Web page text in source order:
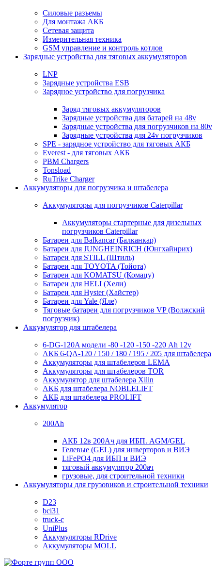
Силовые разъемы
Для монтажа АКБ
Сетевая защита
Измерительная техника
GSM управление и контроль котлов
Зарядные устройства для тяговых аккумуляторов
LNP
Зарядные устройства ESB
Зарядное устройство для погрузчика
Заряд тяговых аккумуляторов
Зарядные устройства для батарей на 48v
Зарядные устройства для погрузчиков на 80v
Зарядные устройства для 24v погрузчиков
SPE - зарядное устройство для тяговых АКБ
Everest - для тяговых АКБ
PBM Chargers
Tonsload
RuTrike Charger
Аккумуляторы для погрузчика и штабелера
Аккумуляторы для погрузчиков Caterpillar
Аккумуляторы стартерные для дизельных
погрузчиков Caterpillar
Батареи для Balkancar (Балканкар)
Батареи для JUNGHEINRICH (Юнгхайнрих)
Батареи для STILL (Штиль)
Батареи для TOYOTA (Тойота)
Батареи для KOMATSU (Комацу)
Батареи для HELI (Хели)
Батареи для Hyster (Хайстер)
Батареи для Yale (Яле)
Тяговые батареи для погрузчиков VP (Волжский
погрузчик)
Аккумулятор для штабелера
6-DG-120A модели -80 -120 -150 -220 Ah 12v
АКБ 6-QA-120 / 150 / 180 / 195 / 205 для штабелера
Аккумуляторы для штабелеров LEMA
Аккумуляторы для штабелеров TOR
Аккумулятор для штабелера Xilin
АКБ для штабелера NOBLELIFT
АКБ для штабелера PROLIFT
Аккумулятор
200Ah
АКБ 12в 200Ач для ИБП. AGM/GEL
Гелевые (GEL) для инверторов и ВИЭ
LiFePO4 для ИБП и ВИЭ
тяговый аккумулятор 200ач
грузовые, для строительной техники
Аккумуляторы для грузовиков и строительной техники
D23
bci31
truck-c
UniPlus
Аккумуляторы RDrive
Аккумуляторы MOLL